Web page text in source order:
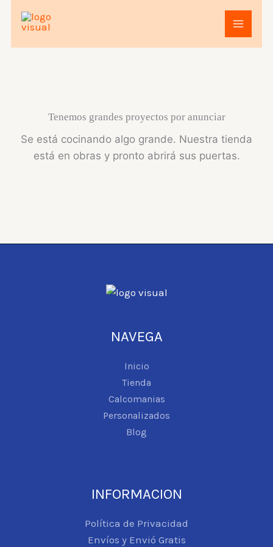
Tenemos grandes proyectos por anunciar
Se está cocinando algo grande. Nuestra tienda
está en obras y pronto abrirá sus puertas.
NAVEGA
Inicio
Tienda
Calcomanias
Personalizados
Blog
INFORMACION
Política de Privacidad
Envíos y Envió Gratis